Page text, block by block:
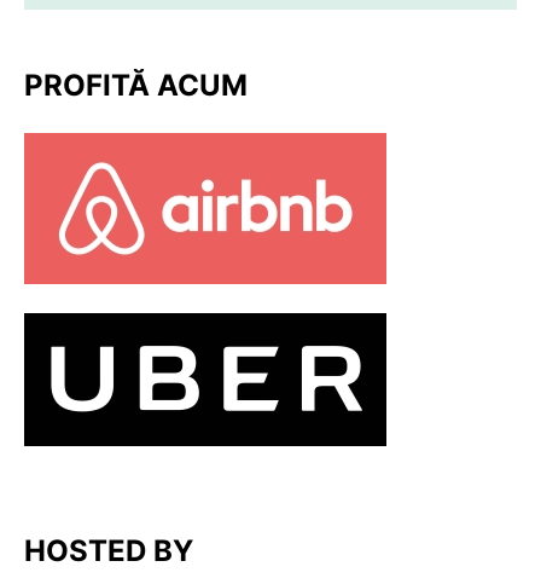
PROFITĂ ACUM
HOSTED BY